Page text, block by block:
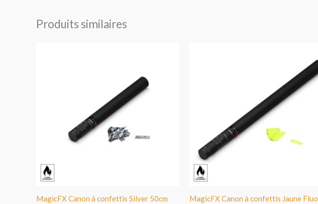
Produits similaires
MagicFX Canon à confettis Silver 50cm
MagicFX Canon à confettis Jaune Fluo